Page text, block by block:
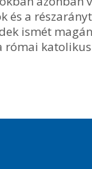
és a
ismét
római